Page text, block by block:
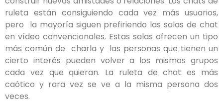
ruleta están consiguiendo cada vez más usuarios,
pero la mayoría siguen prefiriendo las salas de chat
en vídeo convencionales. Estas salas ofrecen un tipo
más común de charla y las personas que tienen un
cierto interés pueden volver a los mismos grupos
cada vez que quieran. La ruleta de chat es más
caótico y rara vez se ve a la misma persona dos
veces.